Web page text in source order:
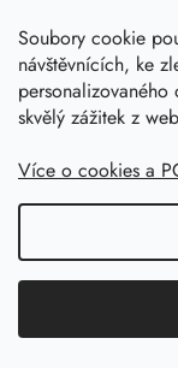
Soubory cookie
návštěvnících, ke
skvělý zážitek z
Více o cookies a
400 2
450